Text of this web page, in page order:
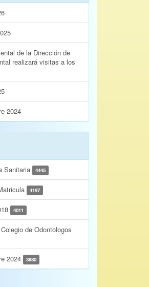
de la Dirección de
realizará visitas a los
2024
Sanitaria 4445
4197
4011
de Odontologos
2024 3880